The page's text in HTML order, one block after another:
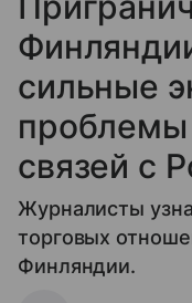
сильные
проблемы
связей с
Журналисты
торговых
Финляндии.